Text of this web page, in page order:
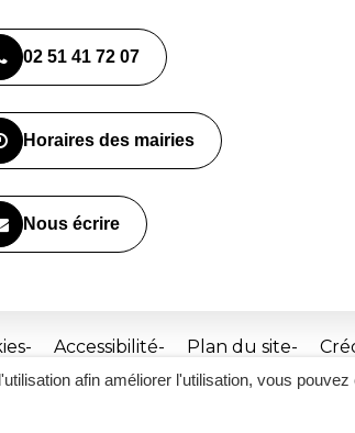
afin améliorer l'utilisation, vous
02 51 41 72 07
Horaires des mairies
Nous écrire
Accessibilité Plan du site